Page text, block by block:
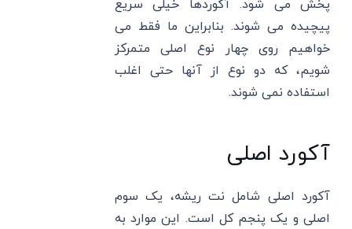
پخش می شود. آکوردها خیلی سریع
پیچیده می شوند. بنابراین ما فقط می
خواهیم روی چهار نوع اصلی متمرکز
شویم، که دو نوع از آنها حتی اغلب
استفاده نمی شوند.
آکورد اصلی
آکورد اصلی شامل نت ریشه، یک سوم
اصلی و یک پنجم کل است. این موارد به